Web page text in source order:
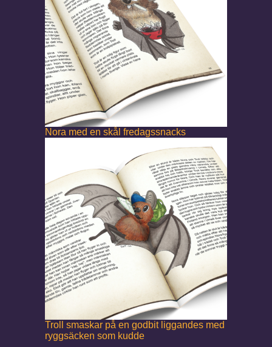
Nora med en skål fredagssnacks
Troll smaskar på en godbit liggandes med
ryggsäcken som kudde